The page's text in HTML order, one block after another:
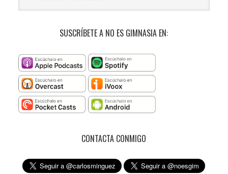
SUSCRÍBETE A NO ES GIMNASIA EN:
CONTACTA CONMIGO